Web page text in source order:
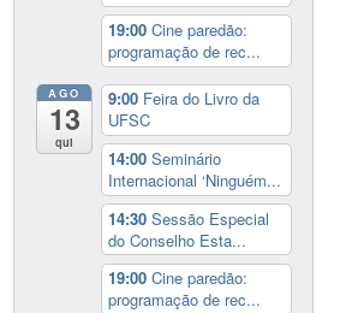
19:00Cine paredão:
programação de rec...
AGO
13
qui
9:00 Feira do Livro da
UFSC
14:00Seminário
Internacional ‘Ninguém...
14:30Sessão Especial
do Conselho Esta...
19:00Cine paredão:
programação de rec...